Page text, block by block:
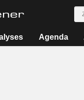
Agenda